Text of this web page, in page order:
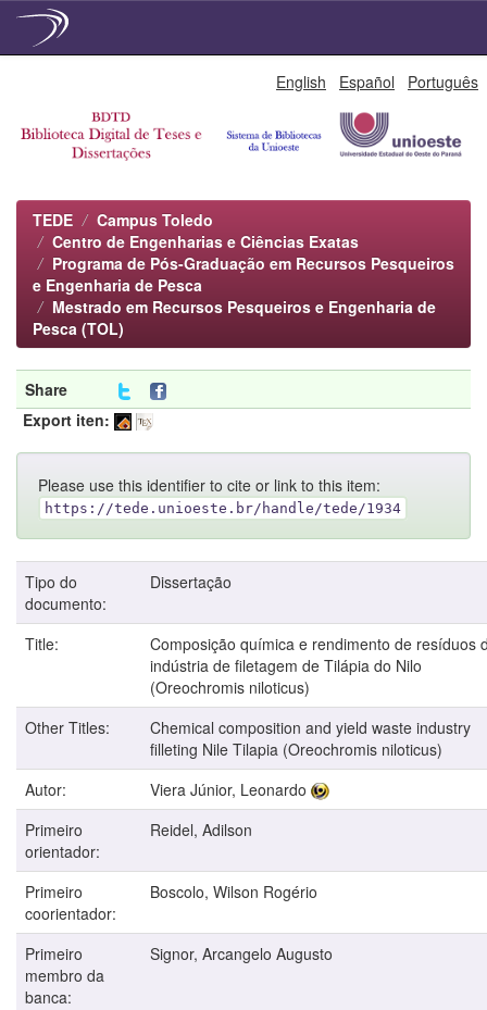
English Español Português
TEDE
Campus Toledo
Centro de Engenharias e Ciências Exatas
Programa de Pós-Graduação em Recursos Pesqueiros
e Engenharia de Pesca
Mestrado em Recursos Pesqueiros e Engenharia de
Pesca (TOL)
Share
Export iten:
Please use this identifier to cite or link to this item:
https://tede.unioeste.br/handle/tede/1934
Tipo do
documento:
Dissertação
Title:
Composição química e rendimento de resíduos
indústria de filetagem de Tilápia do Nilo
(Oreochromis niloticus)
Other Titles:
Chemical composition and yield waste industry
filleting Nile Tilapia (Oreochromis niloticus)
Autor:
Viera Júnior, Leonardo
Primeiro
orientador:
Reidel, Adilson
Primeiro
coorientador:
Boscolo, Wilson Rogério
Primeiro
membro da
banca:
Signor, Arcangelo Augusto